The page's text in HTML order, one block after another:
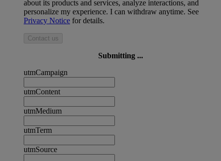
about its products and services, analyze interactions, and
personalize my experience. I can withdraw anytime. See
Privacy Notice for details.
Contact us
Submitting ...
utmCampaign
utmContent
utmMedium
utmTerm
utmSource